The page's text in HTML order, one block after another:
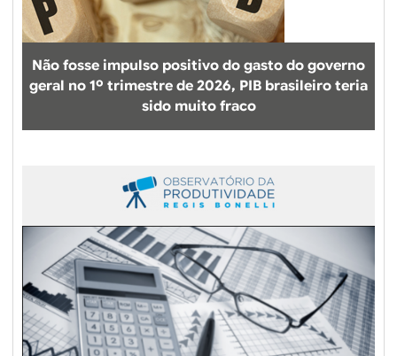
Não fosse impulso positivo do gasto do governo
geral no 1º trimestre de 2026, PIB brasileiro teria
sido muito fraco